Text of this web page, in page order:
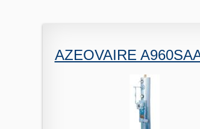
AZEOVAIRE